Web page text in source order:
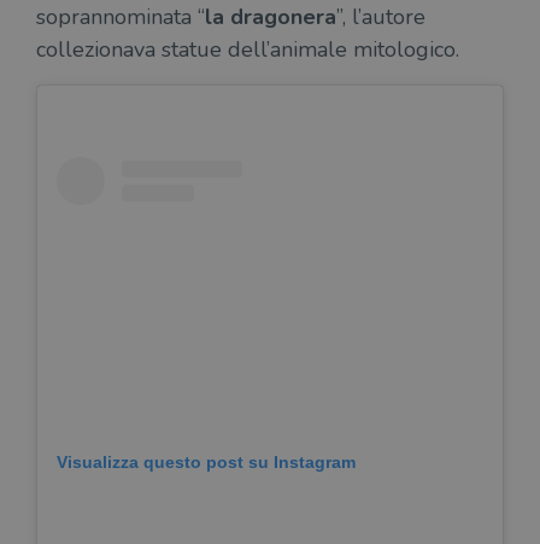
soprannominata “la dragonera”, l’autore
collezionava statue dell’animale mitologico.
Visualizza questo post su Instagram